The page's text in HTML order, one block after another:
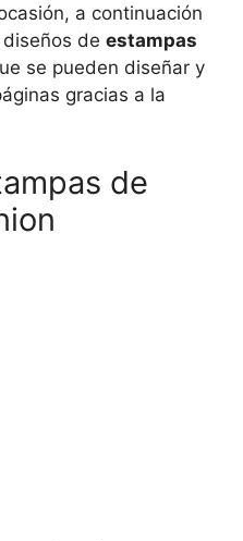
a continuación
de estampas
se pueden diseñar y
gracias a la
de